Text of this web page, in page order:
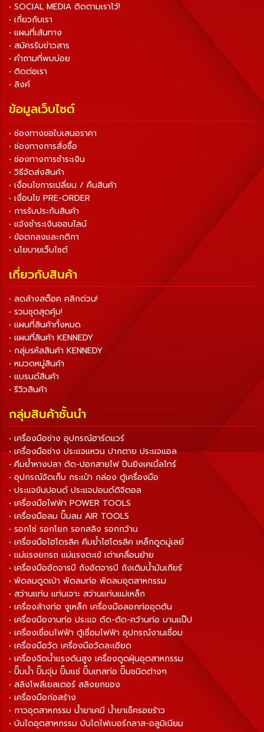
• SOCIAL MEDIA ติดตามเราไว้!
• เกี่ยวกับเรา
• แผนที่เส้นทาง
• สมัครรับข่าวสาร
• คำถามที่พบบ่อย
• ติดต่อเรา
• ลิงค์
ข้อมูลเว็บไซต์
• ช่องทางขอใบเสนอราคา
• ช่องทางการสั่งซื้อ
• ช่องทางการชำระเงิน
• วิธีจัดส่งสินค้า
• เงื่อนไขการเปลี่ยน / คืนสินค้า
• เงื่อนไข PRE-ORDER
• การรับประกันสินค้า
• แจ้งชำระเงินออนไลน์
• ข้อตกลงและกติกา
• นโยบายเว็บไซต์
เกี่ยวกับสินค้า
• ลดล้างสต็อค คลิกด่วน!
• รวมชุดสุดคุ้ม!
• แผนที่สินค้าทั้งหมด
• แผนที่สินค้า KENNEDY
• กลุ่มรหัสสินค้า KENNEDY
• หมวดหมู่สินค้า
• แบรนด์สินค้า
• รีวิวสินค้า
กลุ่มสินค้าชั้นนำ
• เครื่องมือช่าง อุปกรณ์ฮาร์ดแวร์
• เครื่องมือช่าง ประแจแหวน ปากตาย ประแจแอล
• คีมย้ำหางปลา ตัด-ปอกสายไฟ ปืนยิงเคเบิ้ลไทร์
• อุปกรณ์จัดเก็บ กระเป๋า กล่อง ตู้เครื่องมือ
• ประแจขันปอนด์ ประแจปอนด์ดิจิตอล
• เครื่องมือไฟฟ้า POWER TOOLS
• เครื่องมือลม ปั๊มลม AIR TOOLS
• รอกโซ่ รอกโยก รอกสลิง รอกกว้าน
• เครื่องมือไฮโดรลิค คีมย้ำไฮโดรลิค เหล็กดูดมู่เลย์
• แม่แรงยกรถ แม่แรงตะเข้ เต่าเคลื่อนย้าย
• เครื่องมืออัดจารบี ถังอัดจารบี ถังเติมน้ำมันเกียร์
• พัดลมดูดเป่า พัดลมท่อ พัดลมอุตสาหกรรม
• สว่านแท่น แท่นเจาะ สว่านแท่นแม่เหล็ก
• เครื่องล้างท่อ งูเหล็ก เครื่องมือลอกท่ออุดตัน
• เครื่องมืองานท่อ ประแจ ดัด-ตัด-คว้านท่อ บานแป๊ป
• เครื่องเชื่อมไฟฟ้า ตู้เชื่อมไฟฟ้า อุปกรณ์งานเชื่อม
• เครื่องมือวัด เครื่องมือวัดละเอียด
• เครื่องฉีดน้ำแรงดันสูง เครื่องดูดฝุ่นอุตสาหกรรม
• ปั๊มน้ำ ปั๊มจุ่ม ปั๊มแช่ ปั๊มเทสท่อ ปั๊มชนิดต่างๆ
• สลิงโพลีเยสเตอร์ สลิงยกของ
• เครื่องมือก่อสร้าง
• กาวอุตสาหกรรม น้ำยาเคมี น้ำยาเช็ครอยร้าว
• บันไดอุตสาหกรรม บันไดไฟเบอร์กลาส-อลูมิเนียม